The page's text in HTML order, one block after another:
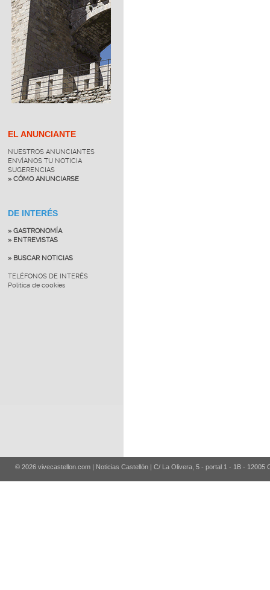
EL ANUNCIANTE
NUESTROS ANUNCIANTES
ENVÍANOS TU NOTICIA
SUGERENCIAS
» CÓMO ANUNCIARSE
DE INTERÉS
» GASTRONOMÍA
» ENTREVISTAS
» BUSCAR NOTICIAS
TELÉFONOS DE INTERÉS
Política de cookies
© 2026 vivecastellon.com | Noticias Castellón | C/ La Olivera, 5 - portal 1 - 1B - 12005